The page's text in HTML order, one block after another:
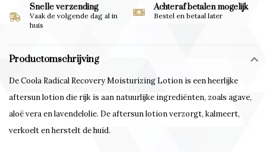
Snelle verzending
Vaak de volgende dag al in
huis
Achteraf betalen mogelijk
Bestel en betaal later
Productomschrijving
De Coola Radical Recovery Moisturizing Lotion is een heerlijke
aftersun lotion die rijk is aan natuurlijke ingrediënten, zoals agave,
aloë vera en lavendelolie. De aftersun lotion verzorgt, kalmeert,
verkoelt en herstelt de huid.